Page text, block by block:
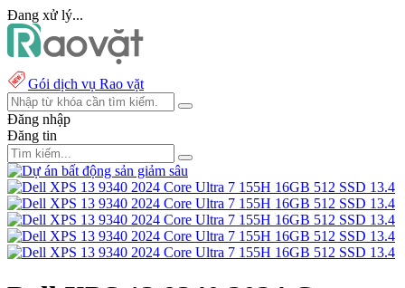
Đang xử lý...
Gói dịch vụ Rao vặt
Đăng nhập
Đăng tin